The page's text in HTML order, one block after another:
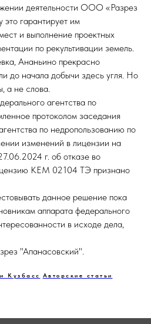
деятельности ООО «Разрез
это гарантирует им
и выполнение проектных
по рекультивации земель.
Ананьино прекрасно
до начала добычи здесь угля. Но
а не слова.
агентства по
протоколом заседания
по недропользованию по
изменений в лицензии на
г. об отказе во
КЕМ 02104 ТЭ признано
данное решение пока
аппарата федерального
в исходе дела,
"Апанасовский".
Кузбасс Авторские статьи